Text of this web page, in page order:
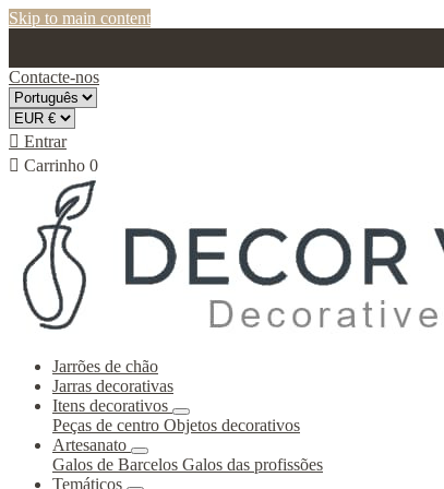
Skip to main content
Contacte-nos
 Entrar
 Carrinho 0
Jarrões de chão
Jarras decorativas
Itens decorativos
Peças de centro Objetos decorativos
Artesanato
Galos de Barcelos Galos das profissões
Temáticos